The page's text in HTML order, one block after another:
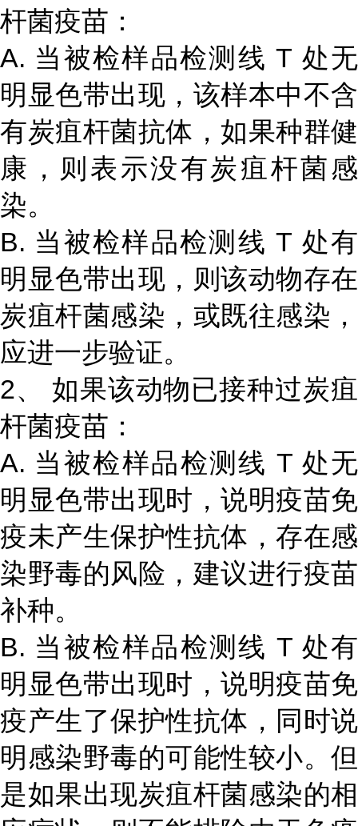
杆菌疫苗：
A. 当被检样品检测线 T 处无
明显色带出现，该样本中不含
有炭疽杆菌抗体，如果种群健
康，则表示没有炭疽杆菌感
染。
B. 当被检样品检测线 T 处有
明显色带出现，则该动物存在
炭疽杆菌感染，或既往感染，
应进一步验证。
2、 如果该动物已接种过炭疽
杆菌疫苗：
A. 当被检样品检测线 T 处无
明显色带出现时，说明疫苗免
疫未产生保护性抗体，存在感
染野毒的风险，建议进行疫苗
补种。
B. 当被检样品检测线 T 处有
明显色带出现时，说明疫苗免
疫产生了保护性抗体，同时说
明感染野毒的可能性较小。但
是如果出现炭疽杆菌感染的相